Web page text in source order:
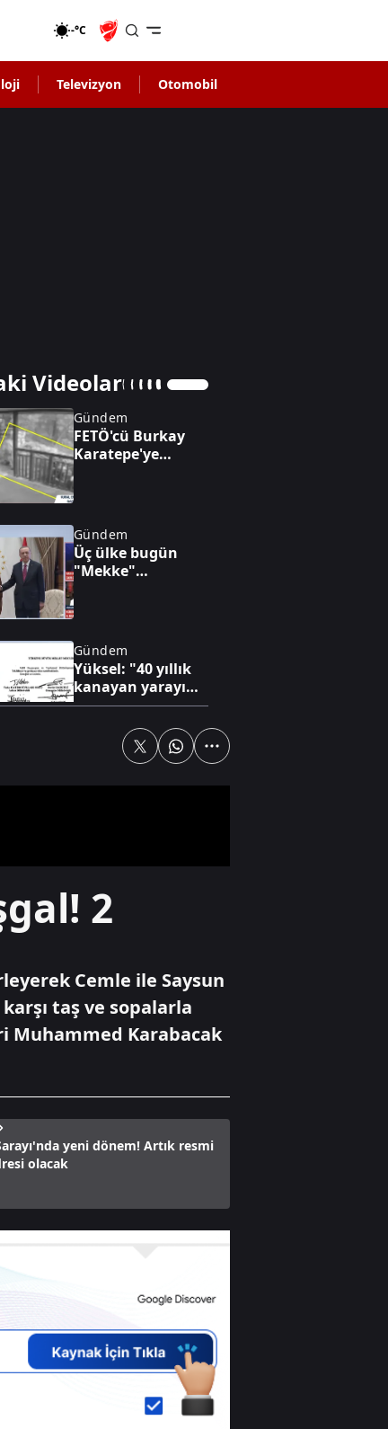
-°C
Televizyon Otomobil
Videolar
Gündem
FETÖ'cü Burkay
Karatepe'ye
Gündem
Üç ülke bugün
"Mekke"
Gündem
Yüksel: "40 yıllık
kanayan yarayı
hukukun şifalı eli
40 yıllık terör
İslam dünyasında
200 yıllık rüya
Gündem
"Terörsüz Türkiye"
süreciyle Van'da
2
Cemle ile Saysun
taş ve sopalarla
Muhammed Karabacak
yeni dönem! Artık resmi
olacak